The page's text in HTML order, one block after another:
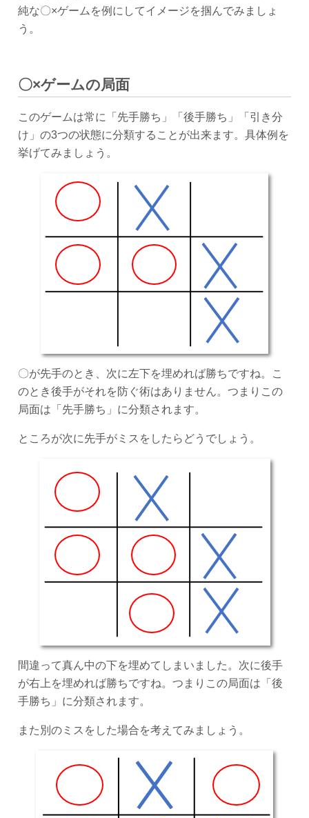
純な〇×ゲームを例にしてイメージを掴んでみましょ
う。
〇×ゲームの局面
このゲームは常に「先手勝ち」「後手勝ち」「引き分
け」の3つの状態に分類することが出来ます。具体例を
挙げてみましょう。
〇が先手のとき、次に左下を埋めれば勝ちですね。こ
のとき後手がそれを防ぐ術はありません。つまりこの
局面は「先手勝ち」に分類されます。
ところが次に先手がミスをしたらどうでしょう。
間違って真ん中の下を埋めてしまいました。次に後手
が右上を埋めれば勝ちですね。つまりこの局面は「後
手勝ち」に分類されます。
また別のミスをした場合を考えてみましょう。